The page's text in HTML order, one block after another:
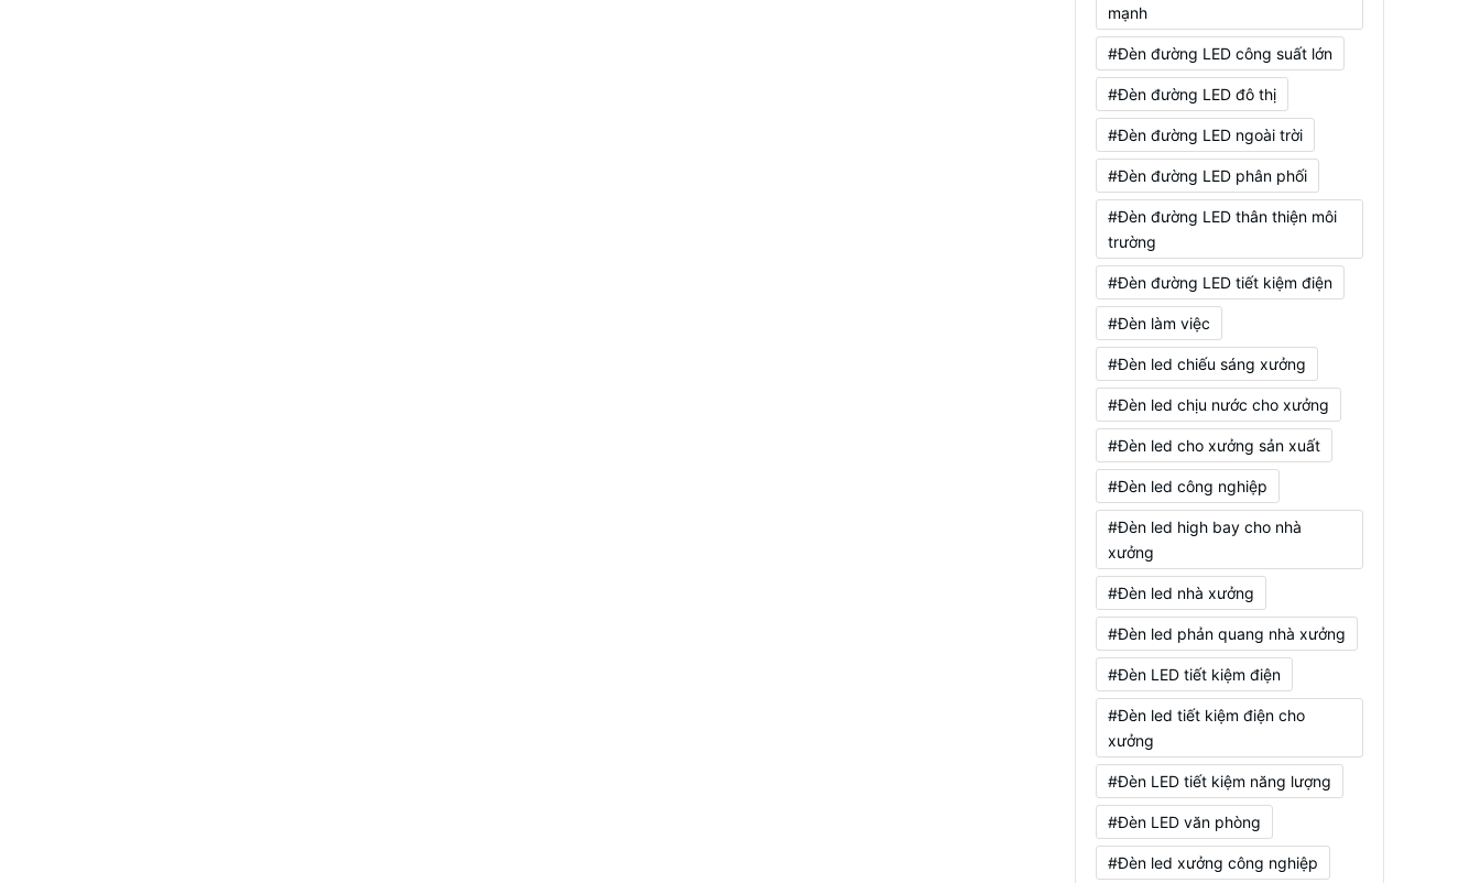
mạnh
#Đèn đường LED công suất lớn
#Đèn đường LED đô thị
#Đèn đường LED ngoài trời
#Đèn đường LED phân phối
#Đèn đường LED thân thiện môi
trường
#Đèn đường LED tiết kiệm điện
#Đèn làm việc
#Đèn led chiếu sáng xưởng
#Đèn led chịu nước cho xưởng
#Đèn led cho xưởng sản xuất
#Đèn led công nghiệp
#Đèn led high bay cho nhà
xưởng
#Đèn led nhà xưởng
#Đèn led phản quang nhà xưởng
#Đèn LED tiết kiệm điện
#Đèn led tiết kiệm điện cho
xưởng
#Đèn LED tiết kiệm năng lượng
#Đèn LED văn phòng
#Đèn led xưởng công nghiệp